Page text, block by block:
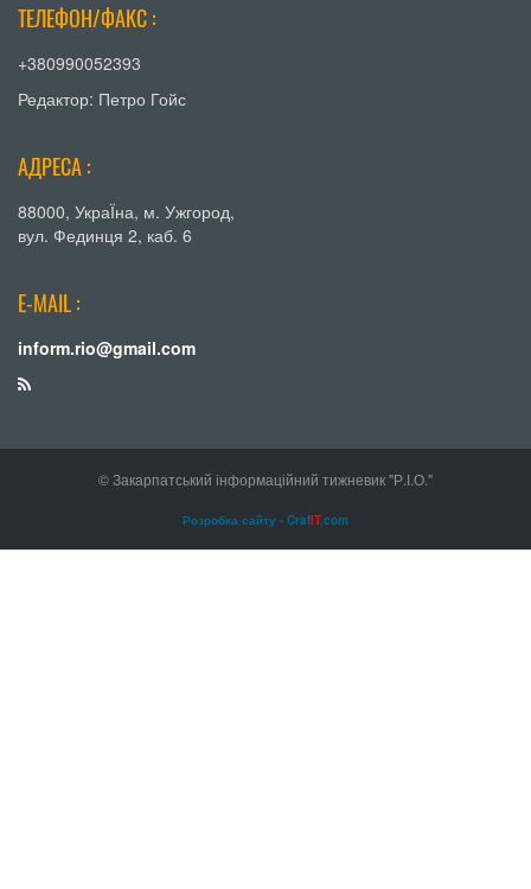
ТЕЛЕФОН/ФАКС :
+380990052393
Редактор: Петро Гойс
АДРЕСА :
88000, УкраЇна, м. Ужгород,
вул. Фединця 2, каб. 6
E-MAIL :
inform.rio@gmail.com
© Закарпатський інформаційний тижневик "Р.І.О."
Розробка сайту - CrafIT.com